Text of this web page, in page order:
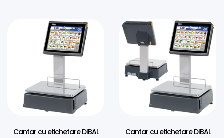
Cantar cu etichetare DIBAL
Cantar cu etichetare DIBAL